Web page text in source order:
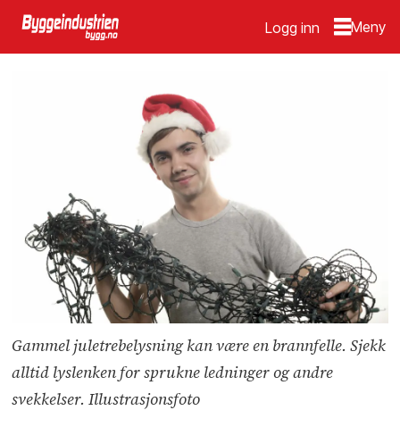
Logg inn
Gammel juletrebelysning kan være en brannfelle. Sjekk
alltid lyslenken for sprukne ledninger og andre
svekkelser. Illustrasjonsfoto